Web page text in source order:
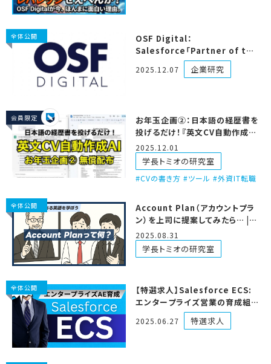
全体公開
OSF Digital：
Salesforce「Partner of the
Year」受賞。本体から”困った時
のOSF”と頼られる実力解説
2025.12.07 企業研究
会員限定
お年玉企画②：日本語の経歴書を
投げるだけ！『英文CV自動作成
AI』無償配布します！
2025.12.01
学長トミオの研究室
CVの書き方 #ツール #外資IT転職
全体公開
Account Plan（アカウントプラ
ン）を上司に提案してみたら… |
外資ITあるある英語学習
2025.08.31
学長トミオの研究室
全体公開
【特選求人】Salesforce ECS:
エンタープライズ営業の育成組
織…！ (2025/6/27更新)
2025.06.27 特選求人